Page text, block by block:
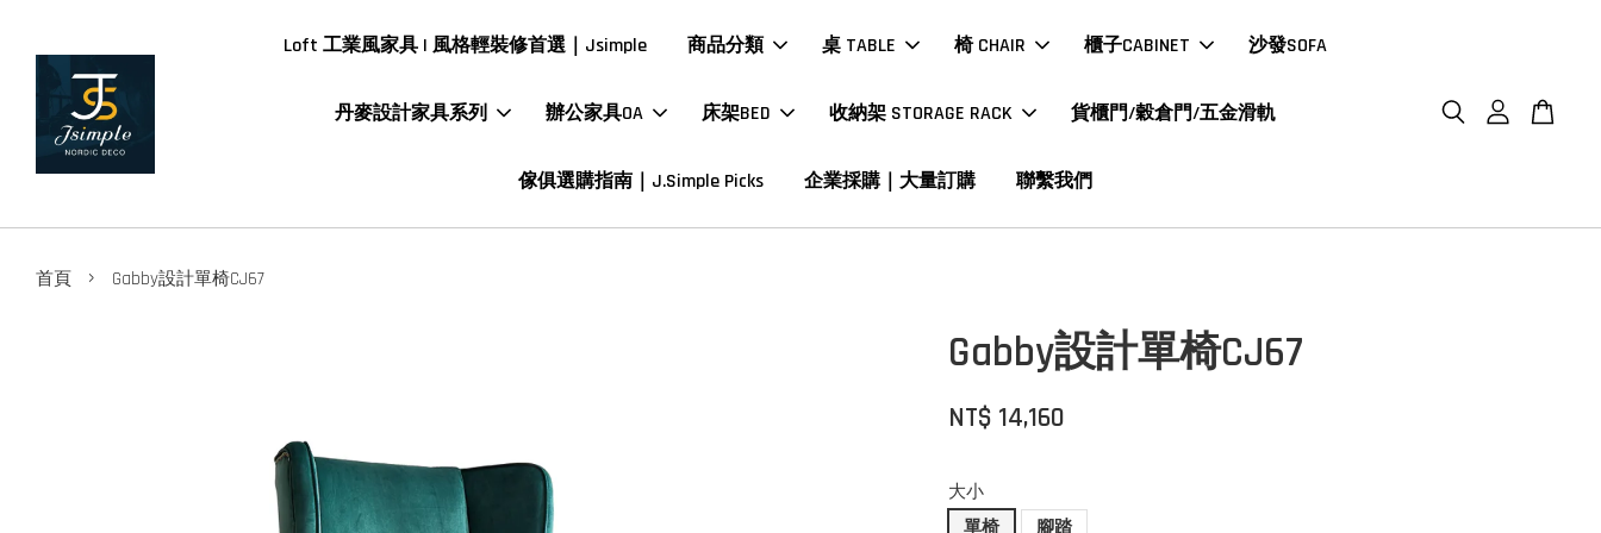
Loft 工業風家具 | 風格輕裝修首選｜Jsimple 商品分類 桌 TABLE 椅 CHAIR 櫃子CABINET 沙發SOFA
丹麥設計家具系列 辦公家具OA 床架BED 收納架 STORAGE RACK 貨櫃門/穀倉門/五金滑軌
傢俱選購指南｜J.Simple Picks 企業採購｜大量訂購 聯繫我們
首頁 › Gabby設計單椅CJ67
Gabby設計單椅CJ67
NT$ 14,160
大小
單椅
腳踏